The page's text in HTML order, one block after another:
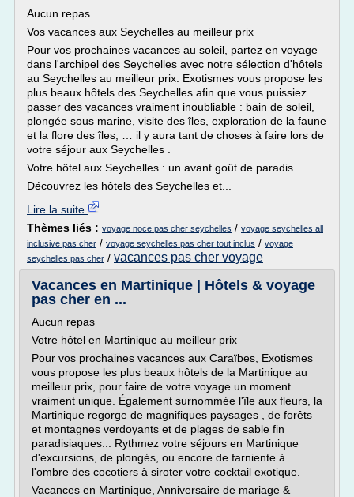
Aucun repas
Vos vacances aux Seychelles au meilleur prix
Pour vos prochaines vacances au soleil, partez en voyage
dans l'archipel des Seychelles avec notre sélection d'hôtels
au Seychelles au meilleur prix. Exotismes vous propose les
plus beaux hôtels des Seychelles afin que vous puissiez
passer des vacances vraiment inoubliable : bain de soleil,
plongée sous marine, visite des îles, exploration de la faune
et la flore des îles, … il y aura tant de choses à faire lors de
votre séjour aux Seychelles .
Votre hôtel aux Seychelles : un avant goût de paradis
Découvrez les hôtels des Seychelles et...
Lire la suite
Thèmes liés : voyage noce pas cher seychelles / voyage seychelles all
inclusive pas cher / voyage seychelles pas cher tout inclus / voyage
seychelles pas cher / vacances pas cher voyage
Vacances en Martinique | Hôtels & voyage
pas cher en ...
Aucun repas
Votre hôtel en Martinique au meilleur prix
Pour vos prochaines vacances aux Caraïbes, Exotismes
vous propose les plus beaux hôtels de la Martinique au
meilleur prix, pour faire de votre voyage un moment
vraiment unique. Également surnommée l'île aux fleurs, la
Martinique regorge de magnifiques paysages , de forêts
et montagnes verdoyants et de plages de sable fin
paradisiaques... Rythmez votre séjours en Martinique
d'excursions, de plongés, ou encore de farniente à
l'ombre des cocotiers à siroter votre cocktail exotique.
Vacances en Martinique, Anniversaire de mariage &